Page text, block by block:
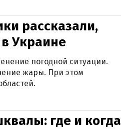
рассказали,
Украине
погодной ситуации.
жары. При этом
где и когда